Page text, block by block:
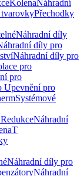
KolenaNáhradní
Přechodky
Náhradní díly
díly pro
Náhradní díly pro
pro
pro
Upevnění pro
Systémové
RedukceNáhradní
T
Náhradní díly pro
Náhradní